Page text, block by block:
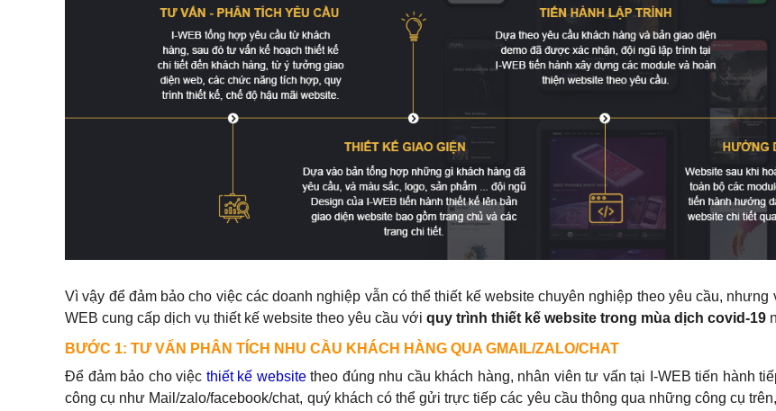
Vì vậy để đảm bảo cho việc các doanh nghiệp vẫn có thể thiết kế website chuyên nghiệp theo yêu cầu,
WEB cung cấp dịch vụ thiết kế website theo yêu cầu với quy trình thiết kế website trong mùa dịch covid-19
BƯỚC 1: TƯ VẤN PHÂN TÍCH NHU CẦU KHÁCH HÀNG QUA GMAIL/ZALO/CHAT
Để đảm bảo cho việc thiết kế websitetheo đúng nhu cầu khách hàng, nhân viên tư vấn tại I-WEB tiến hành
công cụ như Mail/zalo/facebook/chat, quý khách có thể gửi trực tiếp các yêu cầu thông qua những công cụ